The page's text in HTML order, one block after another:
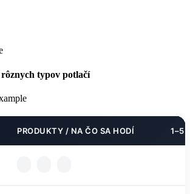
typov potlačí
PRODUKTY / NA ČO SA HODÍ 1–5